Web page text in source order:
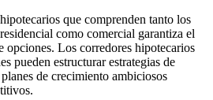
que comprenden tanto los
como comercial garantiza el
opciones. Los corredores hipotecarios
pueden estructurar estrategias de
de crecimiento ambiciosos